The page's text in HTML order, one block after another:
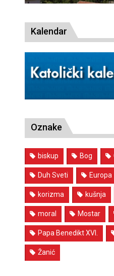
Kalendar
Oznake
biskup Bog
Duh Sveti Europa
korizma kušnja
moral Mostar
Papa Benedikt XVI.
Žanić